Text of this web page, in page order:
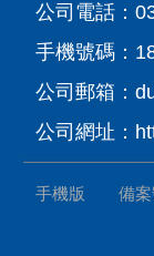
公司電話：
手機號碼：
公司郵箱：
公司網址：
手機版 備案